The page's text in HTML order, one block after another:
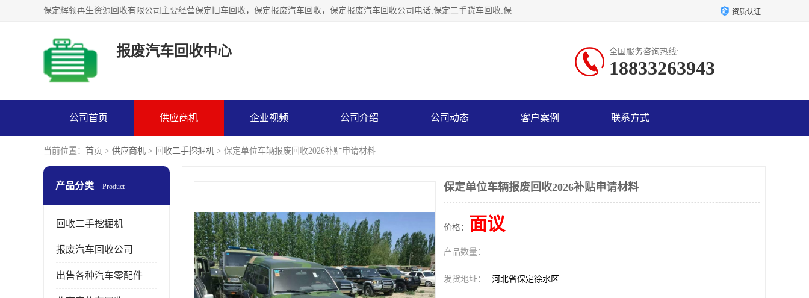
保定辉领再生资源回收有限公司主要经营保定旧车回收，保定报废汽车回收，保定报废汽车回收公司电话,保定二手货车回收,保定黄标车回收, 保定黄标车回收，保定哪里收报废车，保定废旧汽车回收，保定汽车报废手续办理，保定汽车解体厂。将通过采取区域限行促进淘汰、经济补助激励新、加大上路*法处罚、加强达标排放监管等综合措施，对老旧机动车逐步实行末位淘汰，加快老旧机动车淘汰新 资质认证
报废汽车回收中心 全国服务咨询热线:
18833263943
公司首页 供应商机 企业视频 公司介绍 公司动态 客户案例 联系方式
当前位置： 首页 > 供应商机 > 回收二手挖掘机 > 保定单位车辆报废回收2026补贴申请材料
产品分类 Product
回收二手挖掘机
报废汽车回收公司
出售各种汽车零配件
保定单位车辆报废回收2026补贴申请材料
价格： 面议
产品数量：
发货地址： 河北省保定徐水区